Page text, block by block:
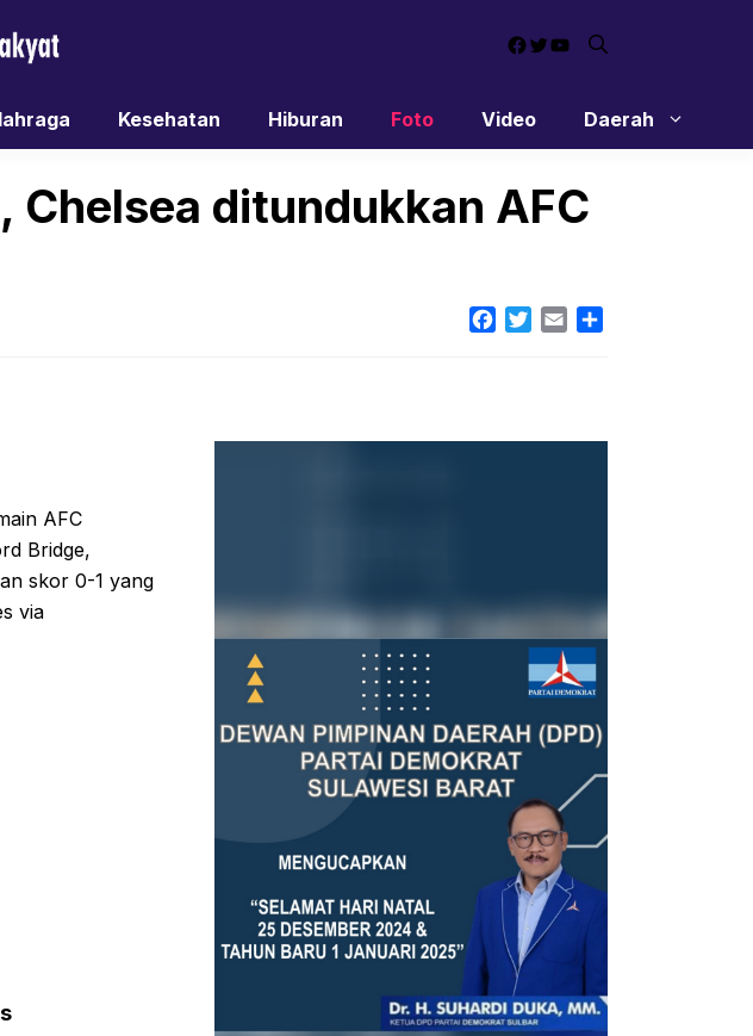
Facebook
Twitter
YouTube
Kesehatan Hiburan Foto Video Daerah
Chelsea ditundukkan AFC
Facebook
TwitterEmail
AFC
Bridge,
skor 0-1 yang
via